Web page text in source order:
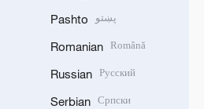
Pashto پښتو
Romanian Română
Russian Русский
Serbian Српски